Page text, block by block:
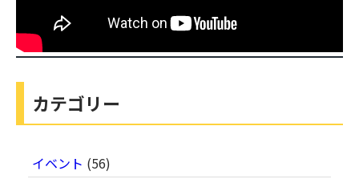
カテゴリー
イベント (56)